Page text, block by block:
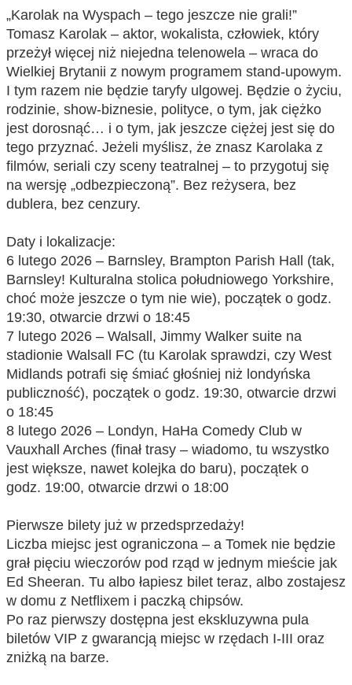
„Karolak na Wyspach – tego jeszcze nie grali!”
Tomasz Karolak – aktor, wokalista, człowiek, który
przeżył więcej niż niejedna telenowela – wraca do
Wielkiej Brytanii z nowym programem stand-upowym.
I tym razem nie będzie taryfy ulgowej. Będzie o życiu,
rodzinie, show-biznesie, polityce, o tym, jak ciężko
jest dorosnąć… i o tym, jak jeszcze ciężej jest się do
tego przyznać. Jeżeli myślisz, że znasz Karolaka z
filmów, seriali czy sceny teatralnej – to przygotuj się
na wersję „odbezpieczoną”. Bez reżysera, bez
dublera, bez cenzury.
Daty i lokalizacje:
6 lutego 2026 – Barnsley, Brampton Parish Hall (tak,
Barnsley! Kulturalna stolica południowego Yorkshire,
choć może jeszcze o tym nie wie), początek o godz.
19:30, otwarcie drzwi o 18:45
7 lutego 2026 – Walsall, Jimmy Walker suite na
stadionie Walsall FC (tu Karolak sprawdzi, czy West
Midlands potrafi się śmiać głośniej niż londyńska
publiczność), początek o godz. 19:30, otwarcie drzwi
o 18:45
8 lutego 2026 – Londyn, HaHa Comedy Club w
Vauxhall Arches (finał trasy – wiadomo, tu wszystko
jest większe, nawet kolejka do baru), początek o
godz. 19:00, otwarcie drzwi o 18:00
Pierwsze bilety już w przedsprzedaży!
Liczba miejsc jest ograniczona – a Tomek nie będzie
grał pięciu wieczorów pod rząd w jednym mieście jak
Ed Sheeran. Tu albo łapiesz bilet teraz, albo zostajesz
w domu z Netflixem i paczką chipsów.
Po raz pierwszy dostępna jest ekskluzywna pula
biletów VIP z gwarancją miejsc w rzędach I-III oraz
zniżką na barze.